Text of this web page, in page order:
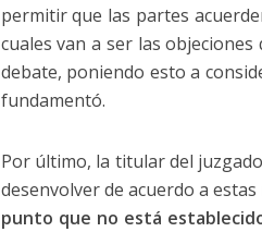
permitir que las partes
cuales van a ser las
debate, poniendo esto a
fundamentó.
Por último, la titular del
desenvolver de acuerdo a
punto que no está